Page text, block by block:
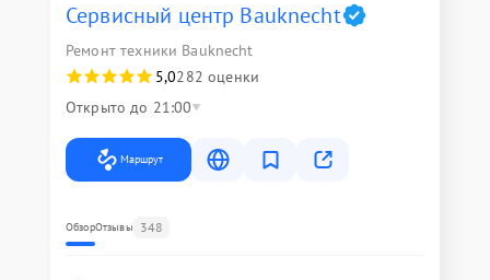
Сервисный центр Bauknecht
Ремонт техники Bauknecht
5,0282 оценки
Открыто до 21:00
Маршрут
ОбзорОтзывы 348